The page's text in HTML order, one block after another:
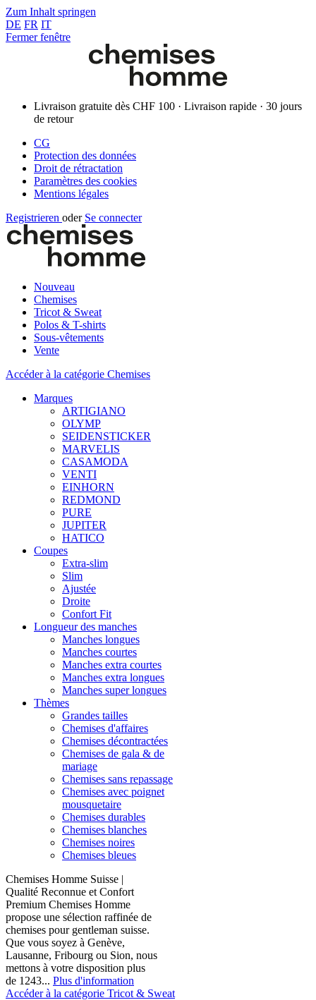
Zum Inhalt springen
DE FR IT
Fermer fenêtre
Livraison gratuite dès CHF 100 · Livraison rapide · 30 jours
de retour
CG
Protection des données
Droit de rétractation
Paramètres des cookies
Mentions légales
Registrieren oder Se connecter
Nouveau
Chemises
Tricot & Sweat
Polos & T-shirts
Sous-vêtements
Vente
Accéder à la catégorie Chemises
Marques
ARTIGIANO
OLYMP
SEIDENSTICKER
MARVELIS
CASAMODA
VENTI
EINHORN
REDMOND
PURE
JUPITER
HATICO
Coupes
Extra-slim
Slim
Ajustée
Droite
Confort Fit
Longueur des manches
Manches longues
Manches courtes
Manches extra courtes
Manches extra longues
Manches super longues
Thèmes
Grandes tailles
Chemises d'affaires
Chemises décontractées
Chemises de gala & de
mariage
Chemises sans repassage
Chemises avec poignet
mousquetaire
Chemises durables
Chemises blanches
Chemises noires
Chemises bleues
Chemises Homme Suisse |
Qualité Reconnue et Confort
Premium Chemises Homme
propose une sélection raffinée de
chemises pour gentleman suisse.
Que vous soyez à Genève,
Lausanne, Fribourg ou Sion, nous
mettons à votre disposition plus
de 1243... Plus d'information
Accéder à la catégorie Tricot & Sweat